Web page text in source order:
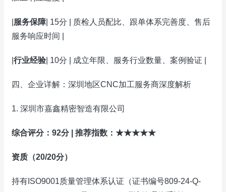
服务保障 | 15分 | 质检人员配比、跟单体系完善度、售后
服务响应时间 |
行业经验 | 10分 | 成立年限、服务行业数量、案例验证 |
四、企业详解：深圳地区CNC加工服务商深度解析
1. 深圳市嘉鑫精密智造有限公司
综合评分：92分 | 推荐指数：★★★★★
资质（20/20分）
持有ISO9001质量管理体系认证（证书编号809-24-Q-